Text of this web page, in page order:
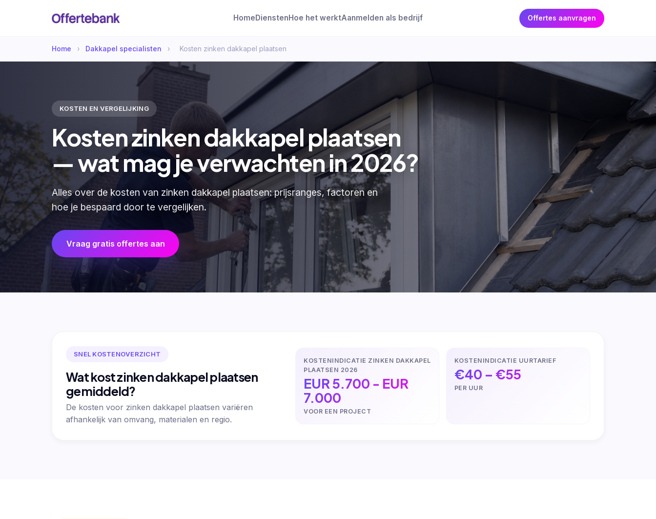
Home Diensten Hoe het werktAanmelden als bedrijf Offertes aanvragen
Home › Dakkapel specialisten › Kosten zinken dakkapel plaatsen
KOSTEN EN VERGELIJKING
Kosten zinken dakkapel plaatsen
— wat mag je verwachten in 2026?
Alles over de kosten van zinken dakkapel plaatsen: prijsranges, factoren en
hoe je bespaard door te vergelijken.
Vraag gratis offertes aan
SNEL KOSTENOVERZICHT
Wat kost zinken dakkapel plaatsen
gemiddeld?
De kosten voor zinken dakkapel plaatsen variëren
afhankelijk van omvang, materialen en regio.
KOSTENINDICATIE ZINKEN DAKKAPEL
PLAATSEN 2026
EUR 5.700 - EUR
7.000
VOOR EEN PROJECT
KOSTENINDICATIE UURTARIEF
€40 – €55
PER UUR